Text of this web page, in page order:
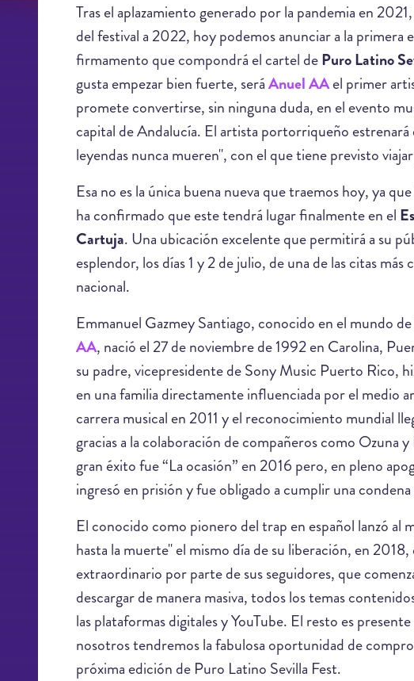
Tras el aplazamiento generado por la pandemia en
del festival a 2022, hoy podemos anunciar a la primera
firmamento que compondrá el cartel dePuro Latino
gusta empezar bien fuerte, seráAnuel AAel primer
promete convertirse, sin ninguna duda, en el evento
capital de Andalucía. El artista portorriqueño estrenará
leyendas nunca mueren", con el que tiene previsto
Esa no es la única buena nueva que traemos hoy, ya
ha confirmado que este tendrá lugar finalmente en el
Cartuja. Una ubicación excelente que permitirá a su
esplendor, los días 1 y 2 de julio, de una de las citas más
nacional.
Emmanuel Gazmey Santiago, conocido en el mundo
AA, nació el 27 de noviembre de 1992 en Carolina,
su padre, vicepresidente de Sony Music Puerto Rico,
en una familia directamente influenciada por el medio
carrera musical en 2011 y el reconocimiento mundial
gracias a la colaboración de compañeros como Ozuna
gran éxito fue “La ocasión” en 2016 pero, en pleno
ingresó en prisión y fue obligado a cumplir una
El conocido como pionero del trap en español lanzó al
hasta la muerte" el mismo día de su liberación, en
extraordinario por parte de sus seguidores, que
descargar de manera masiva, todos los temas
las plataformas digitales y YouTube. El resto es
nosotros tendremos la fabulosa oportunidad de
próxima edición de Puro Latino Sevilla Fest.